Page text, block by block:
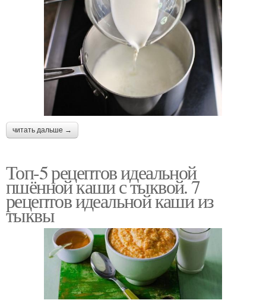
читать дальше →
Топ-5 рецептов идеальной
пшённой каши с тыквой. 7
рецептов идеальной каши из
тыквы